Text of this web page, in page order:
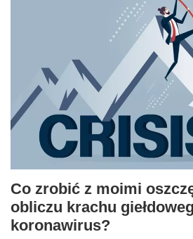
Co zrobić z moimi
obliczu krachu
koronawirus?